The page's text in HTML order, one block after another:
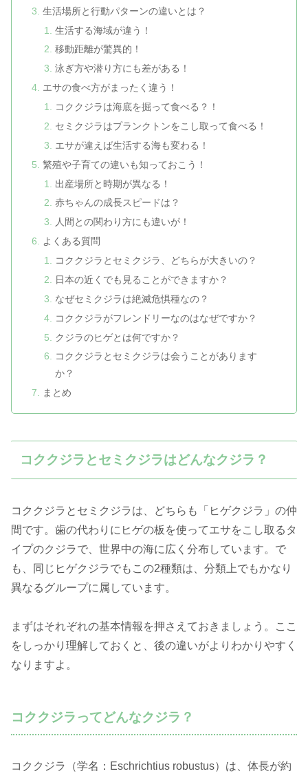
生活場所と行動パターンの違いとは？
生活する海域が違う！
移動距離が驚異的！
泳ぎ方や潜り方にも差がある！
エサの食べ方がまったく違う！
コククジラは海底を掘って食べる？！
セミクジラはプランクトンをこし取って食べる！
エサが違えば生活する海も変わる！
繁殖や子育ての違いも知っておこう！
出産場所と時期が異なる！
赤ちゃんの成長スピードは？
人間との関わり方にも違いが！
よくある質問
コククジラとセミクジラ、どちらが大きいの？
日本の近くでも見ることができますか？
なぜセミクジラは絶滅危惧種なの？
コククジラがフレンドリーなのはなぜですか？
クジラのヒゲとは何ですか？
コククジラとセミクジラは会うことがあります
か？
まとめ
コククジラとセミクジラはどんなクジラ？
コククジラとセミクジラは、どちらも「ヒゲクジラ」の仲
間です。歯の代わりにヒゲの板を使ってエサをこし取るタ
イプのクジラで、世界中の海に広く分布しています。で
も、同じヒゲクジラでもこの2種類は、分類上でもかなり
異なるグループに属しています。
まずはそれぞれの基本情報を押さえておきましょう。ここ
をしっかり理解しておくと、後の違いがよりわかりやすく
なりますよ。
コククジラってどんなクジラ？
コククジラ（学名：Eschrichtius robustus）は、体長が約